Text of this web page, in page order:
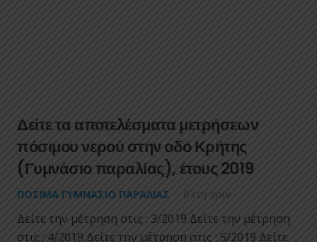
Δείτε τα αποτελέσματα μετρήσεων
πόσιμου νερού στην οδό Κρήτης
(Γυμνάσιο παραλίας), έτους 2019
ΠΌΣΙΜΑ ΓΥΜΝΆΣΙΟ ΠΑΡΑΛΊΑΣ 6 έτη πριν
Δείτε την μέτρηση στις : 3/2019 Δείτε την μέτρηση
στις : 4/2019 Δείτε την μέτρηση στις : 5/2019 Δείτε